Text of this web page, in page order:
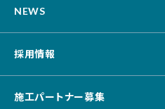
NEWS
採用情報
キャリア採用
新卒採用
施工パートナー募集